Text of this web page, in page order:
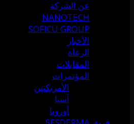
عن الشركة
NANOTECH
SOFICU GROUP
الأخبار
الرعاة
المقابلات
المؤتمرات
الأمريكتين
آسيا
أوروبا